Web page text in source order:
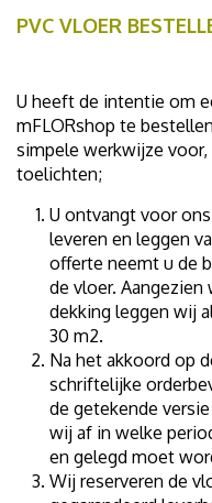
PVC VLOER
U heeft de intentie om
mFLORshop te
simpele werkwijze
toelichten;
U ontvangt voor
leveren en leggen
offerte neemt u de
de vloer.
dekking leggen wij
30 m2.
Na het akkoord op
schriftelijke
de getekende
wij af in welke
en gelegd moet
Wij reserveren de